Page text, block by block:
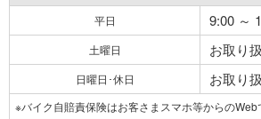
平日 9:00 ～
土曜日 お取り
日曜日･休日 お取り
※バイク自賠責保険はお客さまスマホ等からのWeb